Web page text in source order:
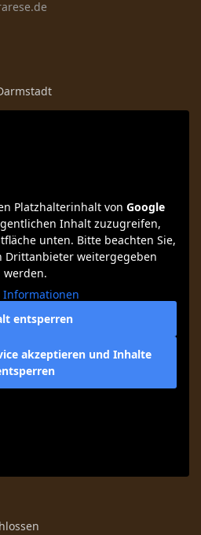
Platzhalterinhalt von Google
Inhalt zuzugreifen,
unten. Bitte beachten Sie,
Drittanbieter weitergegeben
werden.
Informationen
entsperren
akzeptieren und Inhalte